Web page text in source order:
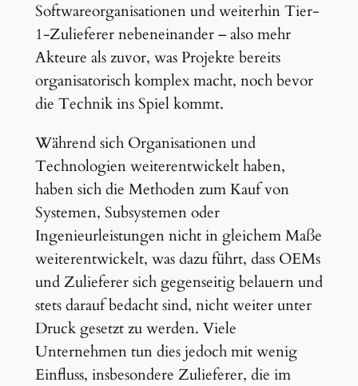
Softwareorganisationen und weiterhin Tier-
1-Zulieferer nebeneinander – also mehr
Akteure als zuvor, was Projekte bereits
organisatorisch komplex macht, noch bevor
die Technik ins Spiel kommt.
Während sich Organisationen und
Technologien weiterentwickelt haben,
haben sich die Methoden zum Kauf von
Systemen, Subsystemen oder
Ingenieurleistungen nicht in gleichem Maße
weiterentwickelt, was dazu führt, dass OEMs
und Zulieferer sich gegenseitig belauern und
stets darauf bedacht sind, nicht weiter unter
Druck gesetzt zu werden. Viele
Unternehmen tun dies jedoch mit wenig
Einfluss, insbesondere Zulieferer, die im